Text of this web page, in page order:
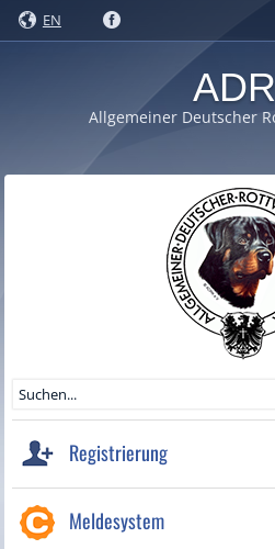
EN
Allgemeiner Deutscher
Registrierung
Meldesystem